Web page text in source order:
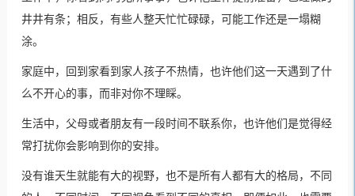
井井有条；相反，有些人整天忙忙碌碌，可能工作还是一塌糊
涂。
家庭中，回到家看到家人孩子不热情，也许他们这一天遇到了什
么不开心的事，而非对你不理睬。
生活中，父母或者朋友有一段时间不联系你，也许他们是觉得经
常打扰你会影响到你的安排。
没有谁天生就能有大的视野，也不是所有人都有大的格局，不同